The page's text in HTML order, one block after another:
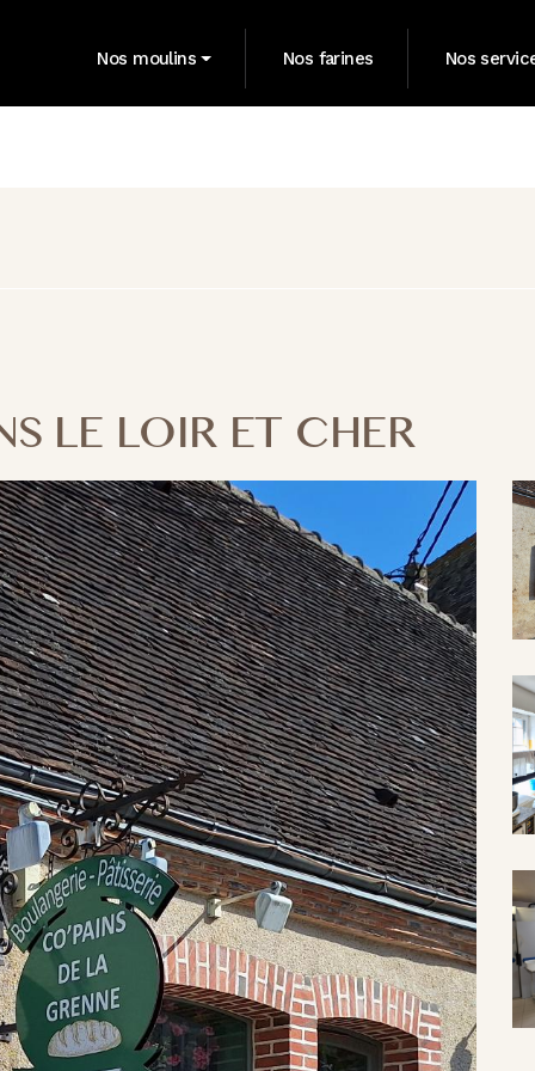
Nos moulins Nos farines Nos
LE LOIR ET CHER